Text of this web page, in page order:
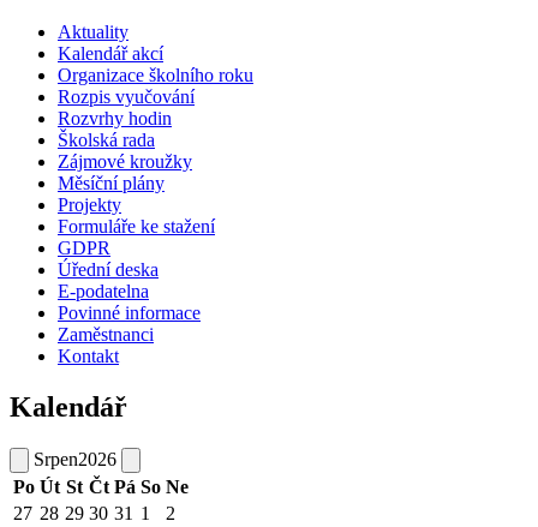
Aktuality
Kalendář akcí
Organizace školního roku
Rozpis vyučování
Rozvrhy hodin
Školská rada
Zájmové kroužky
Měsíční plány
Projekty
Formuláře ke stažení
GDPR
Úřední deska
E-podatelna
Povinné informace
Zaměstnanci
Kontakt
Kalendář
Srpen2026
Po Út St Čt Pá So Ne
27 28 29 30 31 1
2